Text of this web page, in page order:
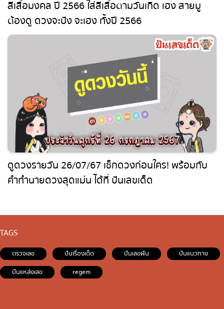
สีเสื้อมงคล ปี 2566 ใส่สีเสื้อตามวันเกิด เฮง สายมู
ต้องดู ดวงจะปัง จะเฮง ทั้งปี 2566
ดูดวงรายวัน 26/07/67 เช็กดวงก่อนใคร! พร้อมกับ
คำทำนายดวงสุดแม่น ได้ที่ ปันเลขเด็ด
TAGS
ตรวจเลข ปันเรื่องเด็ด ปันเลขฝัน
ปันแนวทาง
ปันแหล่งเลข
regem